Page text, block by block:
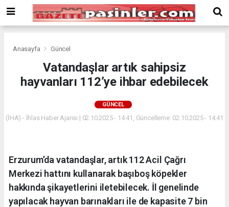
Bonusu
Veren
deneme
siteler
Veren
Anasayfa Güncel
Vatandaşlar artık sahipsiz
hayvanları 112’ye ihbar edebilecek
GÜNCEL
(İHA) - İhlas Haber Ajansı | 02.10.2025 - 14:41, Güncelleme: 02.10.2025 - 14:41
Erzurum’da vatandaşlar, artık 112 Acil Çağrı
Merkezi hattını kullanarak başıboş köpekler
hakkında şikayetlerini iletebilecek. İl genelinde
yapılacak hayvan barınakları ile de kapasite 7 bin